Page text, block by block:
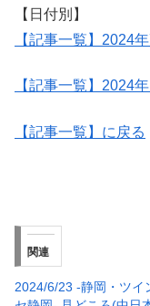
【日付別】
【記事一覧】2024
【記事一覧】2024
【記事一覧】に戻る
関連
2024/6/23 -静岡・ツイ